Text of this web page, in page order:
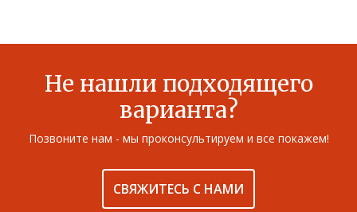
Не нашли подходящего
варианта?
Позвоните нам - мы проконсультируем и все покажем!
СВЯЖИТЕСЬ С НАМИ